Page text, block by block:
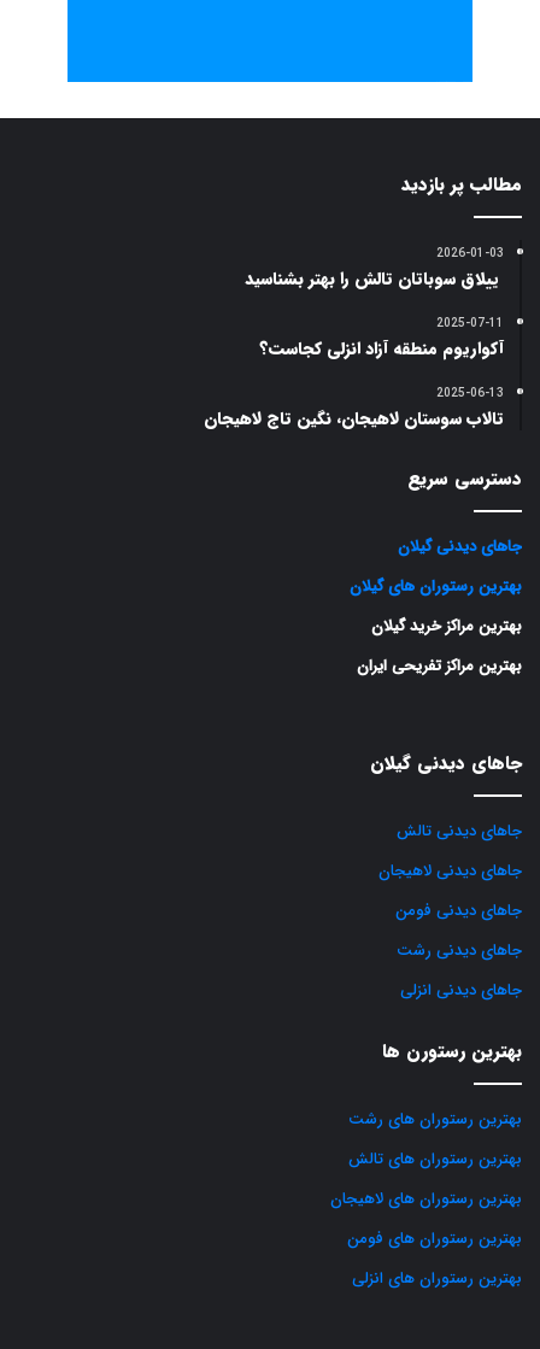
مطالب پر بازدید
2026-01-03
ییلاق سوباتان تالش را بهتر بشناسید
2025-07-11
آکواریوم منطقه آزاد انزلی کجاست؟
2025-06-13
تالاب سوستان لاهیجان‌، نگین تاج لاهیجان
دسترسی سریع
جاهای دیدنی گیلان
بهترین رستوران های گیلان
بهترین مراکز خرید گیلان
بهترین مراکز تفریحی ایران
جاهای دیدنی گیلان
جاهای دیدنی تالش
جاهای دیدنی لاهیجان
جاهای دیدنی فومن
جاهای دیدنی رشت
جاهای دیدنی انزلی
بهترین رستورن ها
بهترین رستوران های رشت
بهترین رستوران های تالش
بهترین رستوران های لاهیجان
بهترین رستوران های فومن
بهترین رستوران های انزلی